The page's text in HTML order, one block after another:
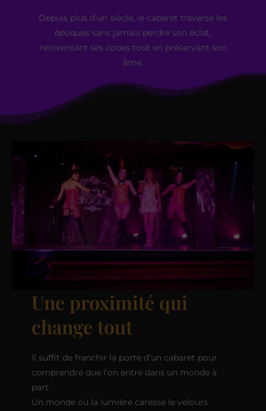
Depuis plus d’un siècle, le cabaret traverse les
époques sans jamais perdre son éclat,
réinventant ses codes tout en préservant son
âme.
Une proximité qui
change tout
Il suffit de franchir la porte d’un cabaret pour
comprendre que l’on entre dans un monde à
part.
Un monde où la lumière caresse le velours